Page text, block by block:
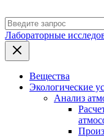
Лабораторные
Вещества
Экологические
Анализ